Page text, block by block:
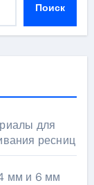
Поиск
для
ресниц
мм и 6 мм